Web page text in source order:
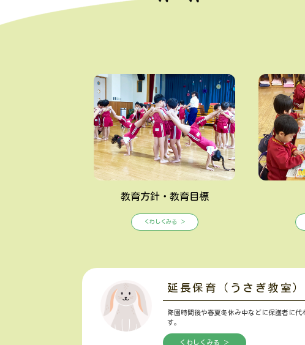
教育方針・教育目標
くわしくみる ＞
延長保育（うさぎ教室）
降園時間後や春夏冬休み中などに保護者に代
す。
くわしくみる ＞